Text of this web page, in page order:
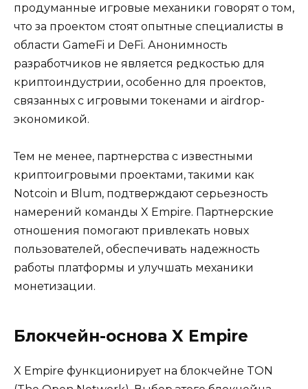
продуманные игровые механики говорят о том,
что за проектом стоят опытные специалисты в
области GameFi и DeFi. Анонимность
разработчиков не является редкостью для
криптоиндустрии, особенно для проектов,
связанных с игровыми токенами и airdrop-
экономикой.
Тем не менее, партнерства с известными
криптоигровыми проектами, такими как
Notcoin и Blum, подтверждают серьезность
намерений команды X Empire. Партнерские
отношения помогают привлекать новых
пользователей, обеспечивать надежность
работы платформы и улучшать механики
монетизации.
Блокчейн-основа X Empire
X Empire функционирует на блокчейне TON